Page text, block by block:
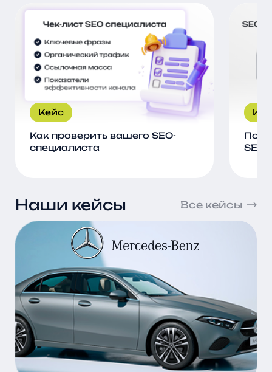
Кейс
Как проверить вашего SEO-
специалиста
SEO
Наши кейсы Все кейсы